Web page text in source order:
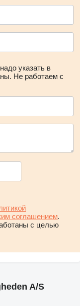
указать в
Не работаем с
соглашением.
с целью
A/S